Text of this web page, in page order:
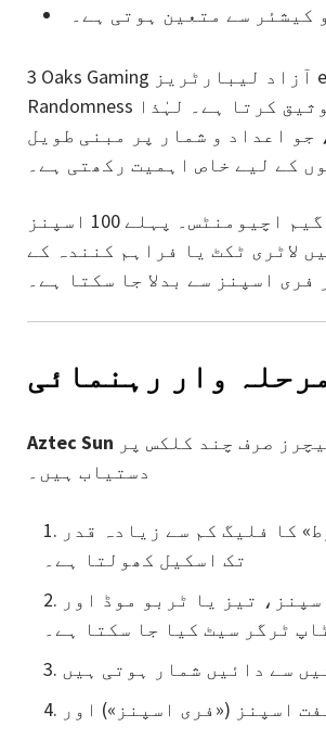
کیشئر سے متعین ہوتی ہے۔
3 Oaks Gaming آزاد لیبارٹریز eCOGRA اور iTech Labs کے ساتھ مستقل تعاون کرتی ہے۔ ہر ریلیز RNG-
Randomness سرٹیفکیٹ حاصل کرتی ہے جو الگورتھم کی دیانت کی توثیق کرتا ہے۔ لہٰذا «Aztec Sun» کی
اعداد و شمار پر مبنی طویل
کے لیے خاص اہمیت رکھتی ہے۔
ایک اور خصوصیت — اِن گیم اچیومنٹس۔ پہلے 100 اسپنز، Hold & Win کی پہلی لانچ اور Free Spins کے پہلے 5
لاٹری ٹکٹ یا فراہم کنندہ کے
فری اسپنز سے بدلا جا سکتا ہے۔
وار رہنمائی
Aztec Sun
دستیاب ہیں۔
کا فلیگ کم سے زیادہ قدر
تک اسکیل کھولتا ہے۔
اسپن یا آٹو پلے۔ «آٹو» مینو میں 10–1000 اسپنز، تیز یا ٹربو موڈ اور
ٹرگر سیٹ کیا جا سکتا ہے۔